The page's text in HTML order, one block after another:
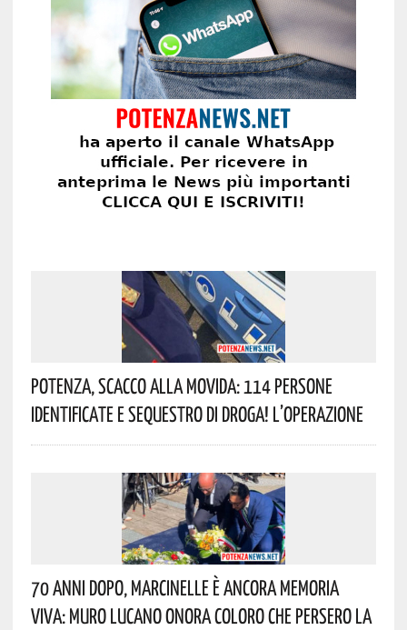
Potenza, Scacco Alla Movida: 114 Persone
Identificate E Sequestro Di Droga! L’operazione
70 Anni Dopo, Marcinelle È Ancora Memoria
Viva: Muro Lucano Onora Coloro Che Persero La